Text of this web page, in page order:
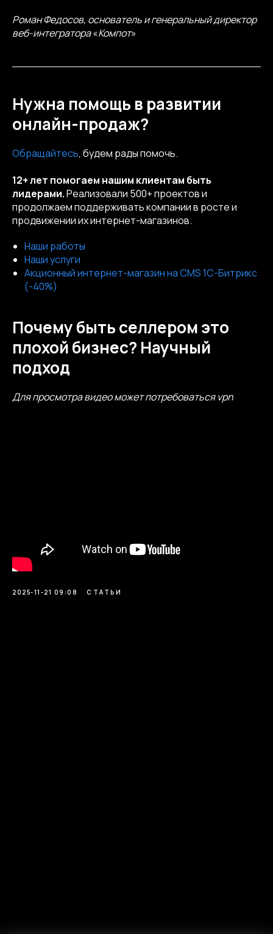
Роман Федосов, основатель и генеральный директор
веб-интегратора«Компот»
Нужна помощь в развитии
онлайн-продаж?
Обращайтесь, будем рады помочь.
12+ лет помогаем нашим клиентам быть
лидерами.Реализовали 500+ проектов и
продолжаем поддерживать компании в росте и
продвижении их интернет-магазинов.
Наши работы
Наши услуги
Акционный интернет-магазин на CMS 1С-Битрикс
(-40%)
Почему быть селлером это
плохой бизнес? Научный
подход
Для просмотра видео может потребоваться vpn
2025-11-21 09:08 СТАТЬИ